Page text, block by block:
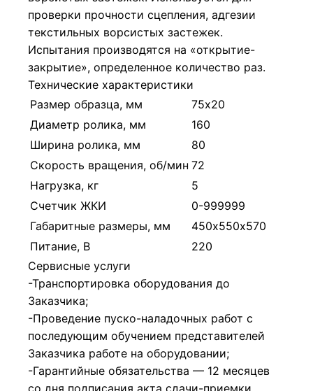
проверки прочности сцепления, адгезии
текстильных ворсистых застежек.
Испытания производятся на «открытие-
закрытие», определенное количество раз.
Технические характеристики
Размер образца, мм
75х20
Диаметр ролика, мм
160
Ширина ролика, мм
80
Скорость вращения, об/мин 72
Нагрузка, кг
5
Счетчик ЖКИ
0-999999
Габаритные размеры, мм
450х550х570
Питание, В
220
Сервисные услуги
-Транспортировка оборудования до
Заказчика;
-Проведение пуско-наладочных работ с
последующим обучением представителей
Заказчика работе на оборудовании;
-Гарантийные обязательства — 12 месяцев
со дня подписания акта сдачи-приемки